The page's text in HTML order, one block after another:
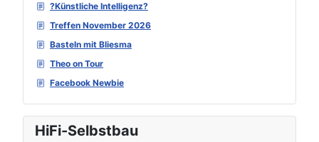
?Künstliche Intelligenz?
Treffen November 2026
Basteln mit Bliesma
Theo on Tour
Facebook Newbie
HiFi-Selbstbau